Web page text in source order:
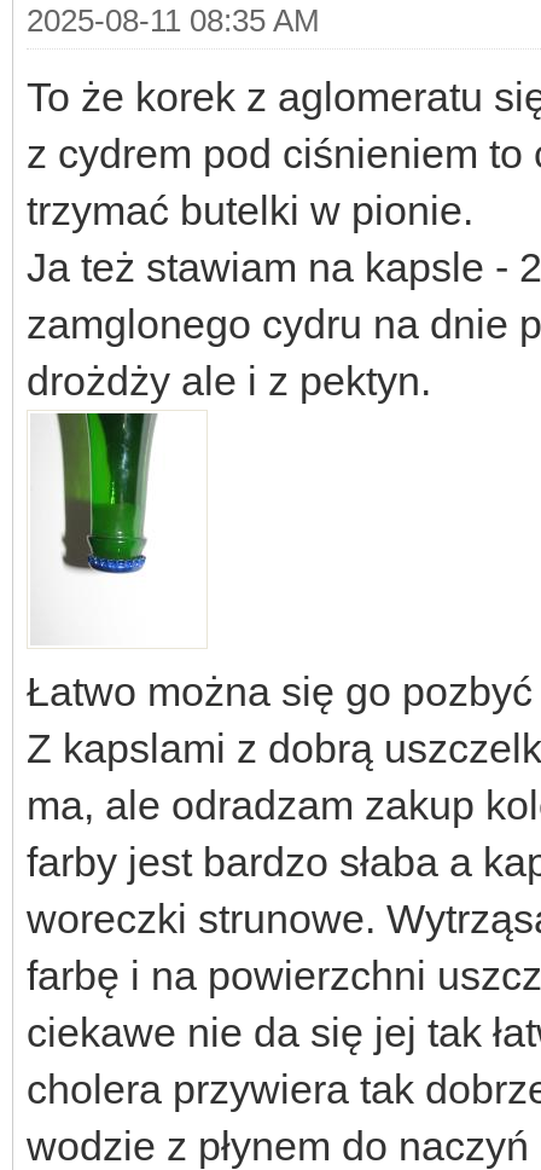
2025-08-11 08:35 AM
To że korek z aglomeratu
z cydrem pod ciśnieniem
trzymać butelki w pionie.
Ja też stawiam na kapsle -
zamglonego cydru na dnie
drożdży ale i z pektyn.
Łatwo można się go
Z kapslami z dobrą
ma, ale odradzam zakup
farby jest bardzo słaba a
woreczki strunowe.
farbę i na powierzchni
ciekawe nie da się jej tak
cholera przywiera tak
wodzie z płynem do